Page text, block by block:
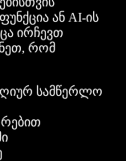
ან AI-ის
ირჩევთ
რომ
სამწერლო